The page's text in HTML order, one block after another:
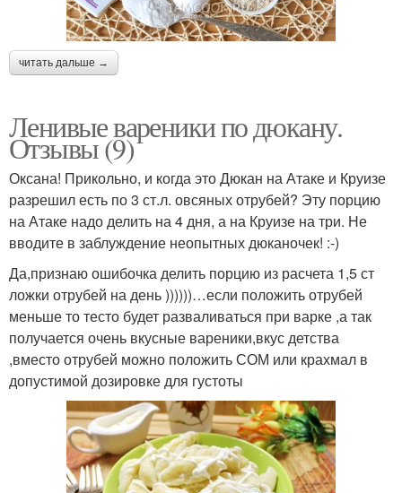
читать дальше →
Ленивые вареники по дюкану.
Отзывы (9)
Оксана! Прикольно, и когда это Дюкан на Атаке и Круизе
разрешил есть по 3 ст.л. овсяных отрубей? Эту порцию
на Атаке надо делить на 4 дня, а на Круизе на три. Не
вводите в заблуждение неопытных дюканочек! :-)
Да,признаю ошибочка делить порцию из расчета 1,5 ст
ложки отрубей на день ))))))…если положить отрубей
меньше то тесто будет разваливаться при варке ,а так
получается очень вкусные вареники,вкус детства
,вместо отрубей можно положить СОМ или крахмал в
допустимой дозировке для густоты